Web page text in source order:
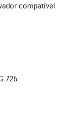
compatível